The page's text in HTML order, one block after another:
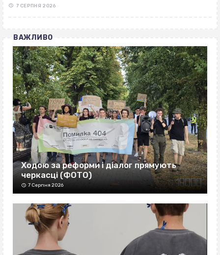
7 СЕРПНЯ 2026
ВАЖЛИВО
Ходою за реформи і діалог прямують
черкасці (ФОТО)
7 Серпня 2026